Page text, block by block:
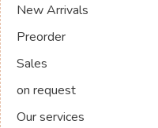
New Arrivals
Preorder
Sales
on request
Our services